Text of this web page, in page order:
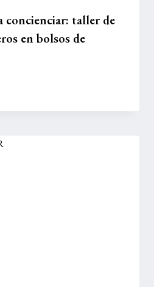
concienciar: taller de
en bolsos de